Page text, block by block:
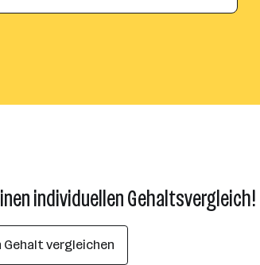
individuellen Gehaltsvergleich!
vergleichen